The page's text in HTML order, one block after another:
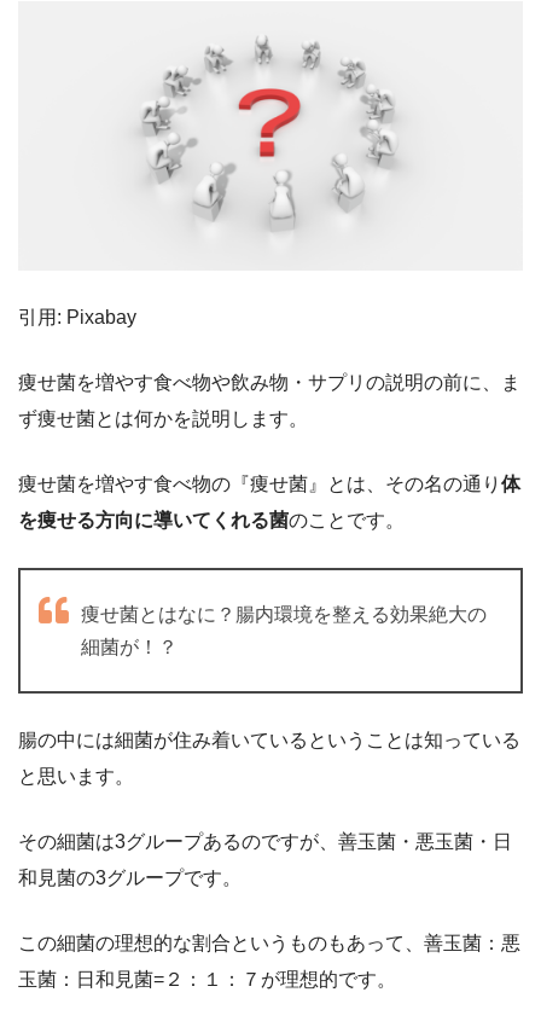
引用: Pixabay
痩せ菌を増やす食べ物や飲み物・サプリの説明の前に、ま
ず痩せ菌とは何かを説明します。
痩せ菌を増やす食べ物の『痩せ菌』とは、その名の通り 体
を痩せる方向に導いてくれる菌のことです。
痩せ菌とはなに？腸内環境を整える効果絶大の
細菌が！？
腸の中には細菌が住み着いているということは知っている
と思います。
その細菌は3グループあるのですが、善玉菌・悪玉菌・日
和見菌の3グループです。
この細菌の理想的な割合というものもあって、善玉菌：悪
玉菌：日和見菌=２：１：７が理想的です。